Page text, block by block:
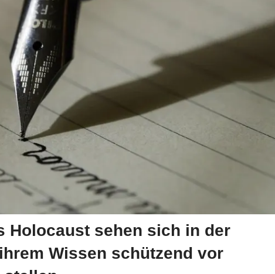
Holocaust sehen sich in der
Wissen schützend vor